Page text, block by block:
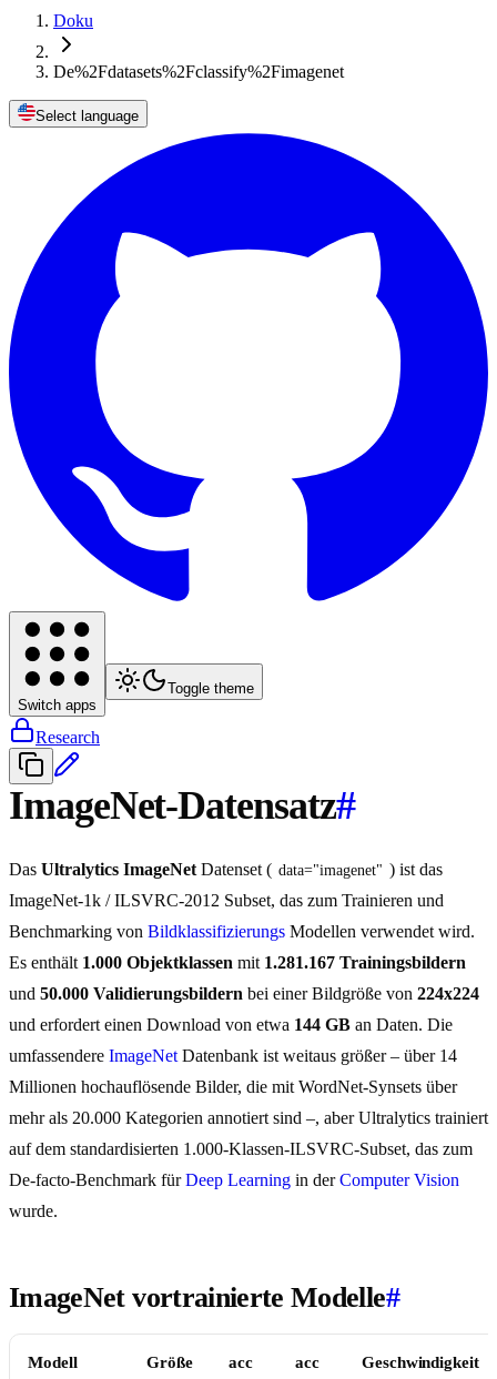
Doku
De%2Fdatasets%2Fclassify%2Fimagenet
Select language
Switch apps
Toggle theme
Research
ImageNet-Datensatz#
Das Ultralytics ImageNet Datenset ( data="imagenet" ) ist das
ImageNet-1k / ILSVRC-2012 Subset, das zum Trainieren und
Benchmarking von Bildklassifizierungs Modellen verwendet wird.
Es enthält 1.000 Objektklassen mit 1.281.167 Trainingsbildern
und 50.000 Validierungsbildern bei einer Bildgröße von 224x224
und erfordert einen Download von etwa 144 GB an Daten. Die
umfassendere ImageNet Datenbank ist weitaus größer – über 14
Millionen hochauflösende Bilder, die mit WordNet-Synsets über
mehr als 20.000 Kategorien annotiert sind –, aber Ultralytics trainiert
auf dem standardisierten 1.000-Klassen-ILSVRC-Subset, das zum
De-facto-Benchmark fürDeep Learning in derComputer Vision
wurde.
ImageNet vortrainierte Modelle#
Modell Größe acc acc Geschwindigkeit